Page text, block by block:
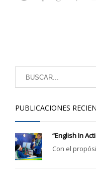
PUBLICACIONES
“English In
Con el